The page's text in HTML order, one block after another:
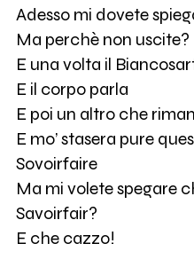
Adesso mi dovete
Ma perchè non
E una volta il
E il corpo parla
E poi un altro che
E mo’ stasera pure
Sovoirfaire
Ma mi volete spegare
Savoirfair?
E che cazzo!